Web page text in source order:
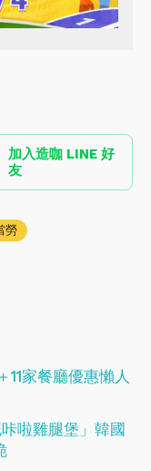
加入造咖 LINE 好
友
勞
家餐廳優惠懶人
啦雞腿堡」韓國